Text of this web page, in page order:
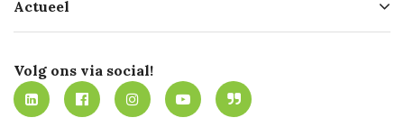
Missie
Werken bij Carel Lurvink
MVO
Bezorgen
Mijn Carel Lurvink
Mijn Carel Lurvink instructievideo's
Carel Lurvink App
Actueel
Innovation LAB
Tevreden klanten
Carel Lurvink Blog
Volg ons via social!